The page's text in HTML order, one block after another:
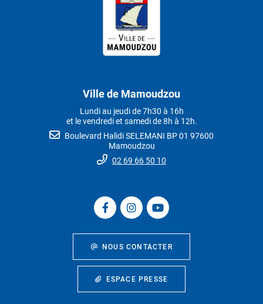
Ville de Mamoudzou
Lundi au jeudi de 7h30 à 16h
et le vendredi et samedi de 8h à 12h.
Boulevard Halidi SELEMANI BP 01 97600
Mamoudzou
02 69 66 50 10
NOUS CONTACTER
ESPACE PRESSE